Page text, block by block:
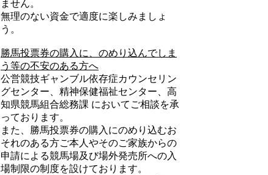
ません。
無理のない資金で適度に楽しみましょ
う。
勝馬投票券の購入に、のめり込んでしま
う等の不安のある方へ
公営競技ギャンブル依存症カウンセリン
グセンター、精神保健福祉センター、高
知県競馬組合総務課 においてご相談を承
っております。
また、勝馬投票券の購入にのめり込むお
それのある方ご本人やそのご家族からの
申請による競馬場及び場外発売所への入
場制限の制度を設けております。